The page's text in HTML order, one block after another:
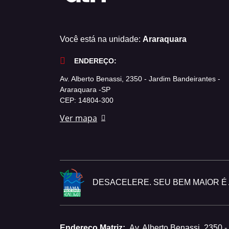
Você está na unidade: Araraquara
ENDEREÇO:
Av. Alberto Benassi, 2350 - Jardim Bandeirantes -
Araraquara -SP
CEP: 14804-300
Ver mapa
DESACELERE. SEU BEM MAIOR É